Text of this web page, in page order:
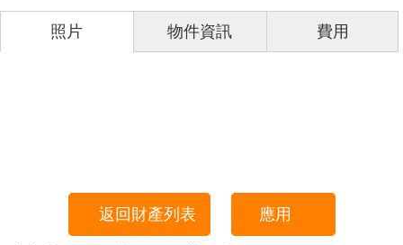
照片 物件資訊 費用
返回財產列表 應用